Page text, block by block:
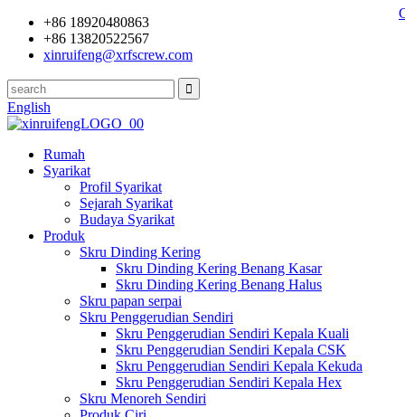
+86 18920480863
+86 13820522567
xinruifeng@xrfscrew.com
English
Rumah
Syarikat
Profil Syarikat
Sejarah Syarikat
Budaya Syarikat
Produk
Skru Dinding Kering
Skru Dinding Kering Benang Kasar
Skru Dinding Kering Benang Halus
Skru papan serpai
Skru Penggerudian Sendiri
Skru Penggerudian Sendiri Kepala Kuali
Skru Penggerudian Sendiri Kepala CSK
Skru Penggerudian Sendiri Kepala Kekuda
Skru Penggerudian Sendiri Kepala Hex
Skru Menoreh Sendiri